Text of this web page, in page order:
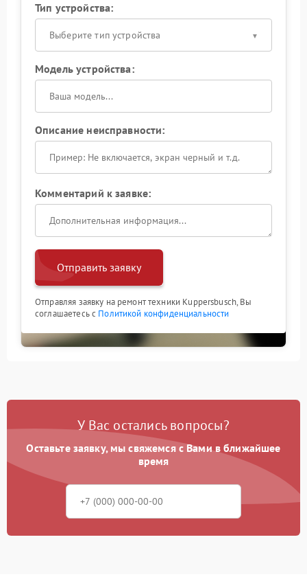
Тип устройства:
Выберите тип устройства
Модель устройства:
Описание неисправности:
Комментарий к заявке:
Отправить заявку
Отправляя заявку на ремонт техники Kuppersbusch, Вы
соглашаетесь с Политикой конфиденциальности
У Вас остались вопросы?
Оставьте заявку, мы свяжемся с Вами в ближайшее
время